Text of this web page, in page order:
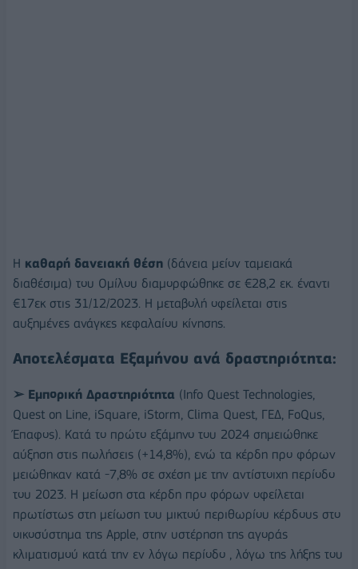
Η καθαρή δανειακή θέση (δάνεια μείον ταμειακά
διαθέσιμα) του Ομίλου διαμορφώθηκε σε €28,2 εκ. έναντι
€17εκ στις 31/12/2023. Η μεταβολή οφείλεται στις
αυξημένες ανάγκες κεφαλαίου κίνησης.
Αποτελέσματα Εξαμήνου ανά δραστηριότητα:
➢ Εμπορική Δραστηριότητα (Info Quest Technologies,
Quest on Line, iSquare, iStorm, Clima Quest, ΓΕΔ, FoQus,
Έπαφος). Κατά το πρώτο εξάμηνο του 2024 σημειώθηκε
αύξηση στις πωλήσεις (+14,8%), ενώ τα κέρδη προ φόρων
μειώθηκαν κατά -7,8% σε σχέση με την αντίστοιχη περίοδο
του 2023. Η μείωση στα κέρδη προ φόρων οφείλεται
πρωτίστως στη μείωση του μικτού περιθωρίου κέρδους στο
οικοσύστημα της Apple, στην υστέρηση της αγοράς
κλιματισμού κατά την εν λόγω περίοδο , λόγω της λήξης του